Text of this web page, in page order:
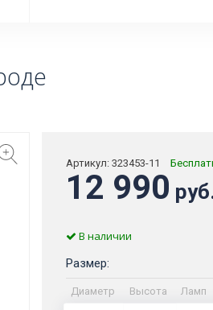
Артикул: 323453-11
12 990
В наличии
Размер:
Диаметр Высота Ламп